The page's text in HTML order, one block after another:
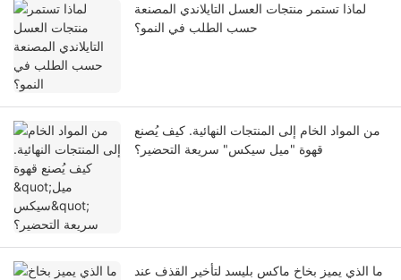
لماذا تستمر منتجات العسل التايلاندي المصنعة
حسب الطلب في النمو؟
من المواد الخام إلى المنتجات النهائية. كيف يُصنع
قهوة "ميل سيكس" سريعة التحضير؟
ما الذي يميز بخاخ ماكس بليسد لتأخير القذف عند